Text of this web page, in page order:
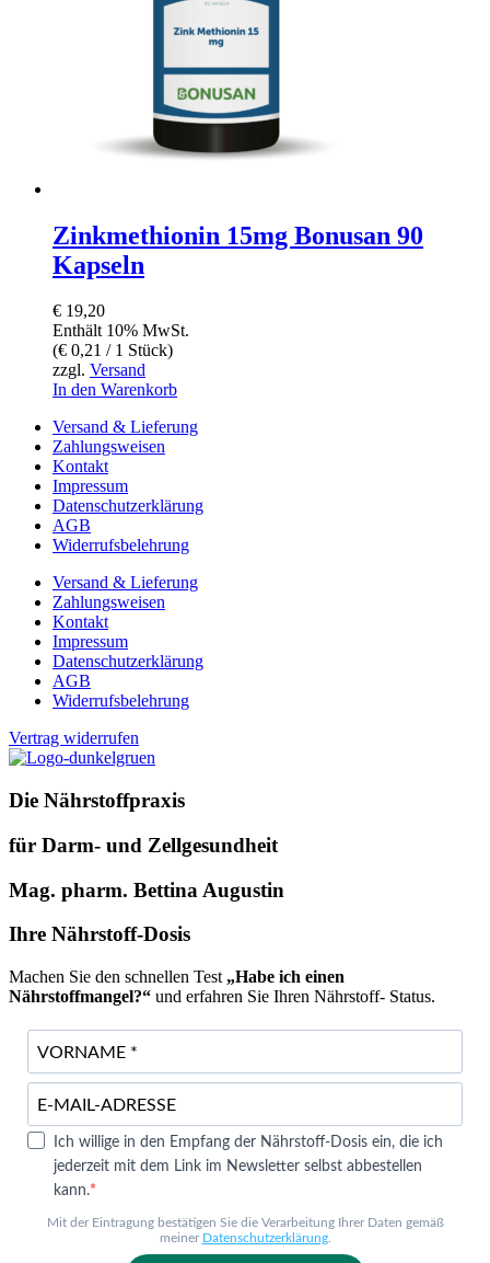
Zinkmethionin 15mg Bonusan 90
Kapseln
€ 19,20
Enthält 10% MwSt.
(€ 0,21 / 1 Stück)
zzgl. Versand
In den Warenkorb
Versand & Lieferung
Zahlungsweisen
Kontakt
Impressum
Datenschutzerklärung
AGB
Widerrufsbelehrung
Versand & Lieferung
Zahlungsweisen
Kontakt
Impressum
Datenschutzerklärung
AGB
Widerrufsbelehrung
Vertrag widerrufen
Die Nährstoffpraxis
für Darm- und Zellgesundheit
Mag. pharm. Bettina Augustin
Ihre Nährstoff-Dosis
Machen Sie den schnellen Test „Habe ich einen
Nährstoffmangel?“ und erfahren Sie Ihren Nährstoff- Status.
Ich willige in den Empfang der Nährstoff-Dosis ein, die ich
jederzeit mit dem Link im Newsletter selbst abbestellen
kann.
Mit der Eintragung bestätigen Sie die Verarbeitung Ihrer Daten gemäß
meiner Datenschutzerklärung.